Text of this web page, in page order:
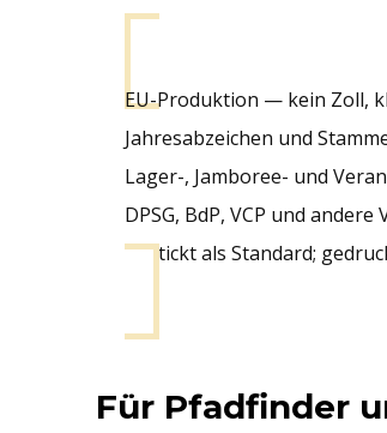
EU-Produktion — kein Zoll,
Jahresabzeichen und
Lager-, Jamboree- und
DPSG, BdP, VCP und
Gestickt als Standard;
Für Pfadfinder